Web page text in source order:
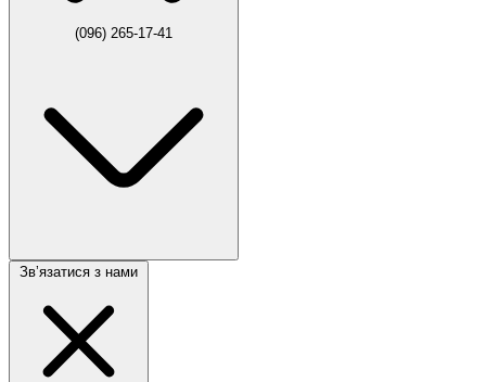
(096) 265-17-41
Звʼязатися з нами